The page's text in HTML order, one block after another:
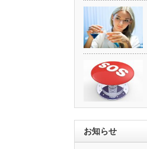
お知らせ